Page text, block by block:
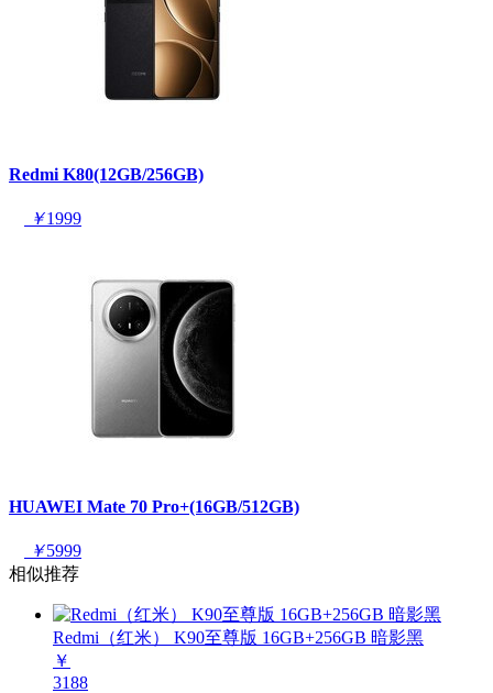
Redmi K80(12GB/256GB)
￥1999
HUAWEI Mate 70 Pro+(16GB/512GB)
￥5999
相似推荐
Redmi（红米） K90至尊版 16GB+256GB 暗影黑
￥
3188